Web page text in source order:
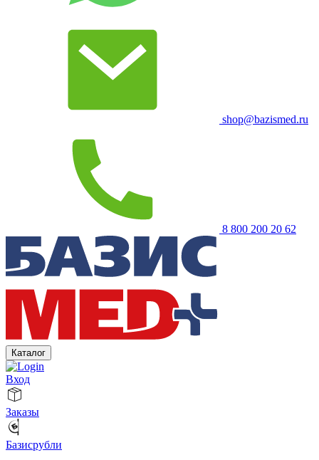
shop@bazismed.ru
8 800 200 20 62
Каталог
Вход
Заказы
Базисрубли